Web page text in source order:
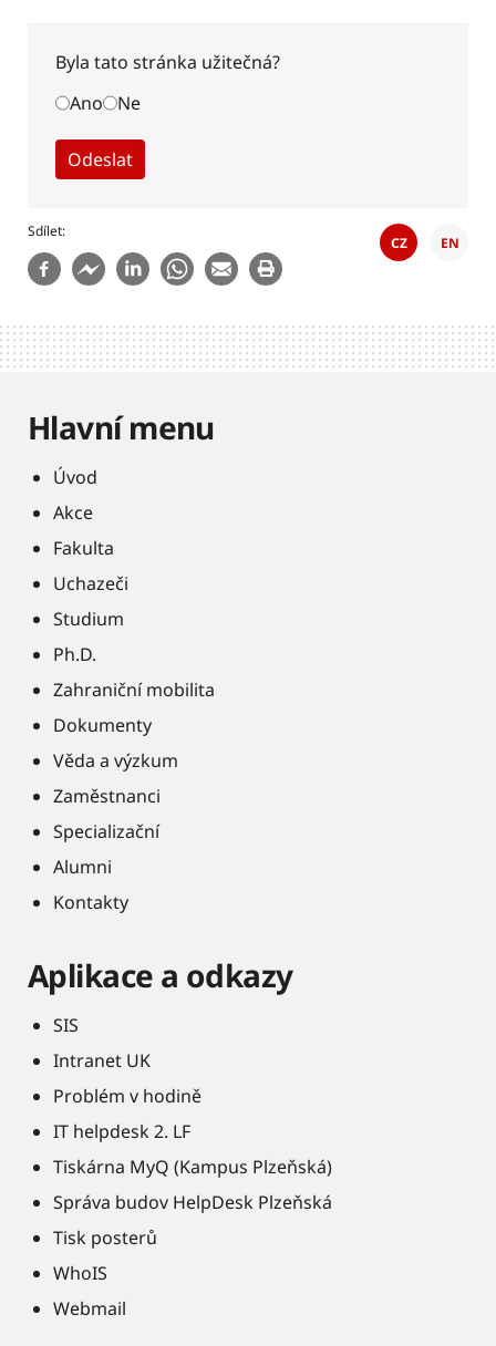
Byla tato stránka užitečná?
Ano
Ne
Sdílet
CZ EN
Hlavní menu
Úvod
Akce
Fakulta
Uchazeči
Studium
Ph.D.
Zahraniční mobilita
Dokumenty
Věda a výzkum
Zaměstnanci
Specializační
Alumni
Kontakty
Aplikace a odkazy
SIS
Intranet UK
Problém v hodině
IT helpdesk 2. LF
Tiskárna MyQ (Kampus Plzeňská)
Správa budov HelpDesk Plzeňská
Tisk posterů
WhoIS
Webmail